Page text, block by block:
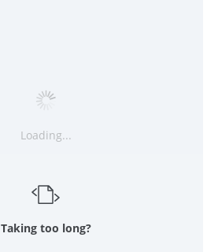
Loading...
Taking too long?